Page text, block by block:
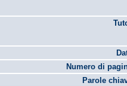
Numero di
Parole